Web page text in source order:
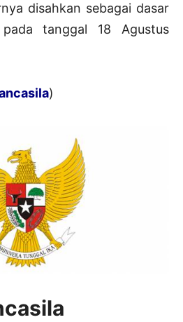
disahkan sebagai dasar
tanggal 18 Agustus
)